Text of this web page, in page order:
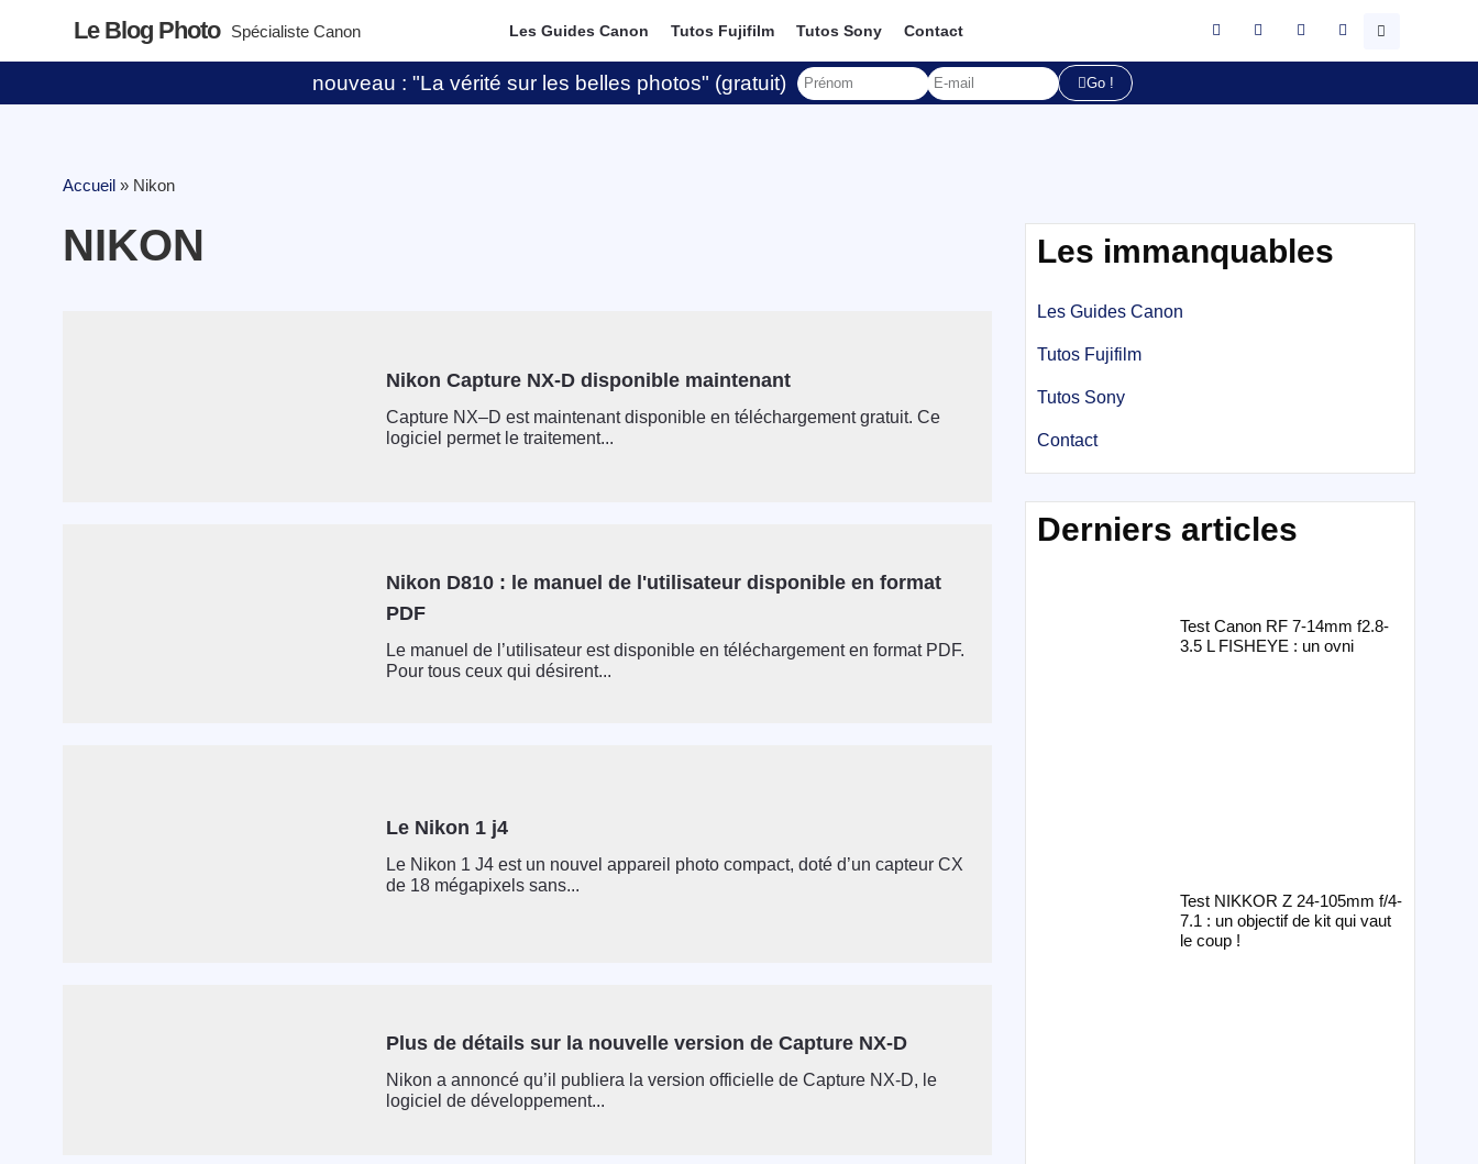
Le Blog Photo Spécialiste Canon Les Guides Canon Tutos Fujifilm Tutos Sony Contact
nouveau : "La vérité sur les belles photos" (gratuit) Go !
Accueil » Nikon
NIKON
Nikon Capture NX-D disponible maintenant
Capture NX–D est maintenant disponible en téléchargement gratuit. Ce
logiciel permet le traitement...
Nikon D810 : le manuel de l'utilisateur disponible en format
PDF
Le manuel de l’utilisateur est disponible en téléchargement en format PDF.
Pour tous ceux qui désirent...
Le Nikon 1 j4
Le Nikon 1 J4 est un nouvel appareil photo compact, doté d’un capteur CX
de 18 mégapixels sans...
Plus de détails sur la nouvelle version de Capture NX-D
Nikon a annoncé qu’il publiera la version officielle de Capture NX-D, le
logiciel de développement...
Les immanquables
Les Guides Canon
Tutos Fujifilm
Tutos Sony
Contact
Derniers articles
Test Canon RF 7-14mm f2.8-
3.5 L FISHEYE : un ovni
Test NIKKOR Z 24-105mm f/4-
7.1 : un objectif de kit qui vaut
le coup !